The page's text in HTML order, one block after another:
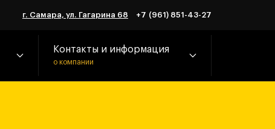
г. Самара, ул. Гагарина 68 +7 (961) 851-43-27
Контакты и информация
о компании